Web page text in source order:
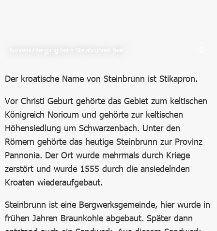
Der kroatische Name von Steinbrunn ist Stikapron.
Vor Christi Geburt gehörte das Gebiet zum keltischen
Königreich Noricum und gehörte zur keltischen
Höhensiedlung um Schwarzenbach. Unter den
Römern gehörte das heutige Steinbrunn zur Provinz
Pannonia. Der Ort wurde mehrmals durch Kriege
zerstört und wurde 1555 durch die ansiedelnden
Kroaten wiederaufgebaut.
Steinbrunn ist eine Bergwerksgemeinde, hier wurde in
frühen Jahren Braunkohle abgebaut. Später dann